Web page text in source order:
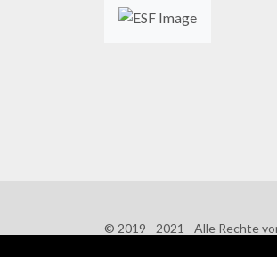
© 2019 - 2021 - Alle Rechte